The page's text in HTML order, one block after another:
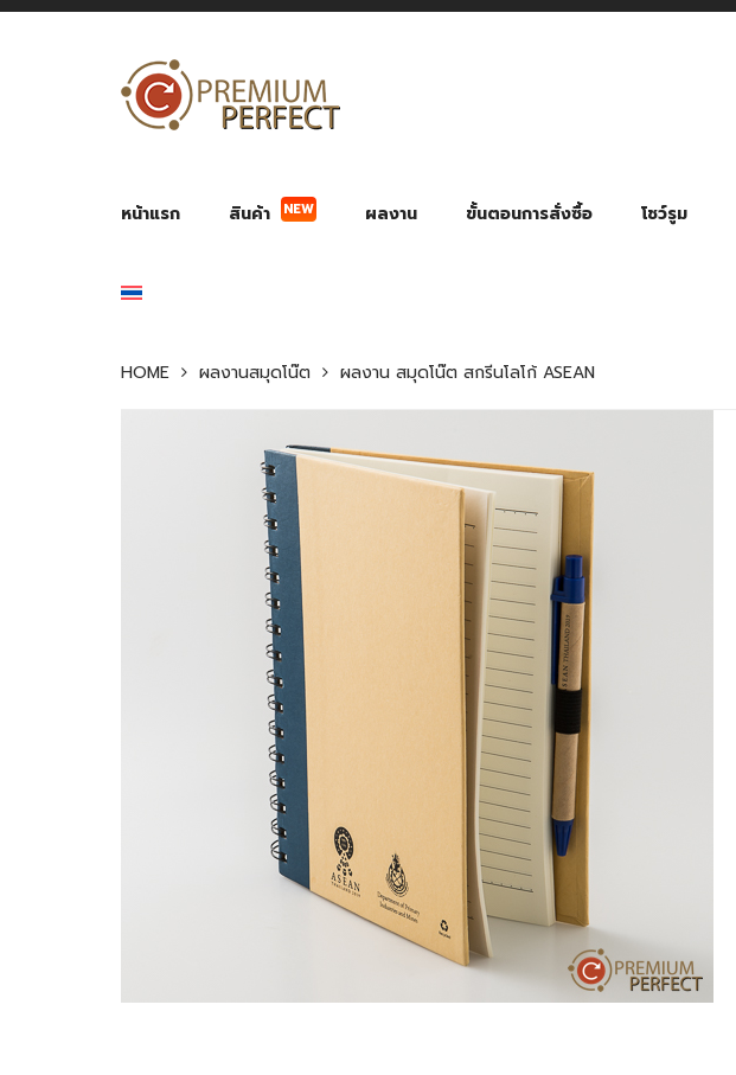
หน้าแรก สินค้า NEW ผลงาน ขั้นตอนการสั่งซื้อ โชว์รูม
HOME ผลงานสมุดโน๊ต ผลงาน สมุดโน๊ต สกรีนโลโก้ ASEAN